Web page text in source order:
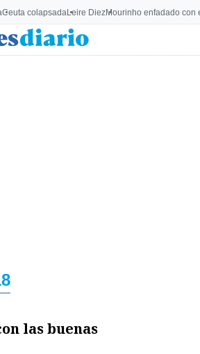
Ceuta colapsadaLeire DiezMourinho enfadado con
las buenas